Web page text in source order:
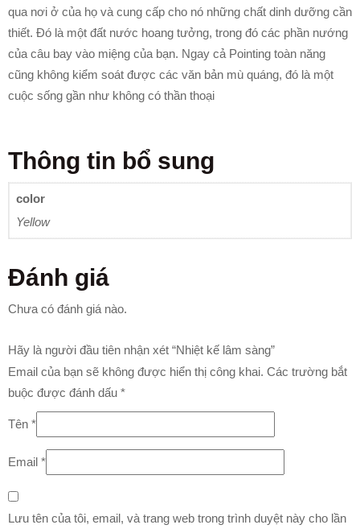
qua nơi ở của họ và cung cấp cho nó những chất dinh dưỡng cần
thiết. Đó là một đất nước hoang tưởng, trong đó các phần nướng
của câu bay vào miệng của bạn. Ngay cả Pointing toàn năng
cũng không kiểm soát được các văn bản mù quáng, đó là một
cuộc sống gần như không có thần thoại
Thông tin bổ sung
color
Yellow
Đánh giá
Chưa có đánh giá nào.
Hãy là người đầu tiên nhận xét “Nhiệt kế lâm sàng”
Email của bạn sẽ không được hiển thị công khai. Các trường bắt
buộc được đánh dấu *
Tên *
Email *
Lưu tên của tôi, email, và trang web trong trình duyệt này cho lần